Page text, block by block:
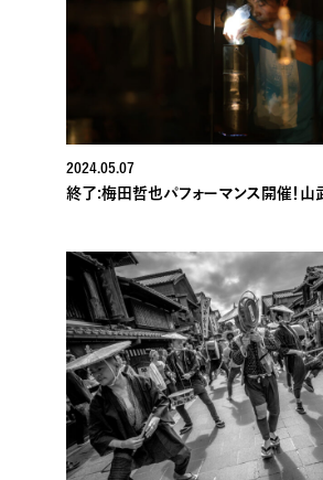
2024.05.07
終了:梅⽥哲也パフォーマンス開催！